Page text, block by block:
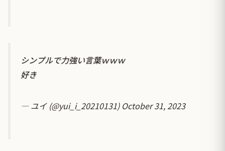
シンプルで力強い言葉ｗｗｗ
好き
— ユイ (@yui_i_20210131) October 31, 2023